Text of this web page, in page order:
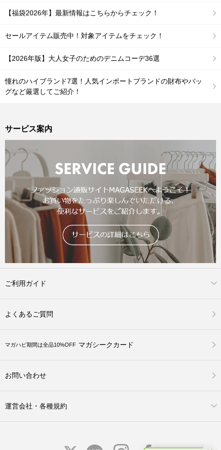
【福袋2026年】最新情報はこちらからチェック！
セールアイテム販売中！対象アイテムをチェック！
【2026年版】大人女子のためのデニムコーデ36選
憧れのハイブランド7選！人気インポートブランドの財布やバッ
グなど厳選してご紹介！
サービス案内
ご利用ガイド
よくあるご質問
マガハピ期間は全品10%OFF マガシークカード
お問い合わせ
運営会社・各種規約